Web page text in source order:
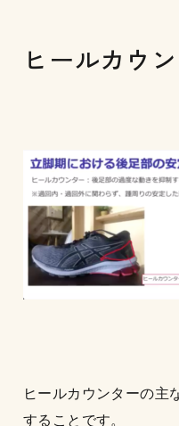
ヒールカウ
ヒールカウンターの主
することです。